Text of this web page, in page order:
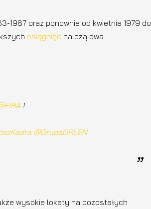
1967 oraz ponownie od kwietnia 1979 do
osiągnięć należą dwa
!
@GrupaORLEN
wysokie lokaty na pozostałych